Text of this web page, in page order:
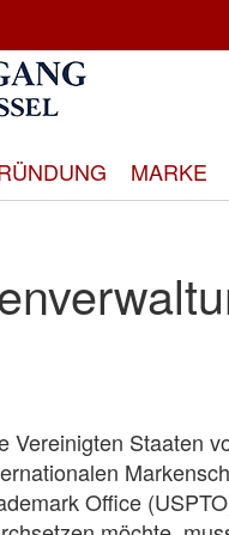
MARKE
Vereinigten Staaten
Office